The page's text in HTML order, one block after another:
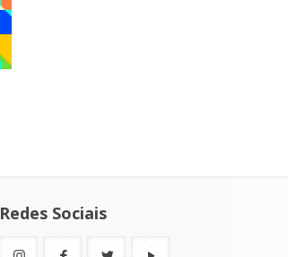
Redes Sociais